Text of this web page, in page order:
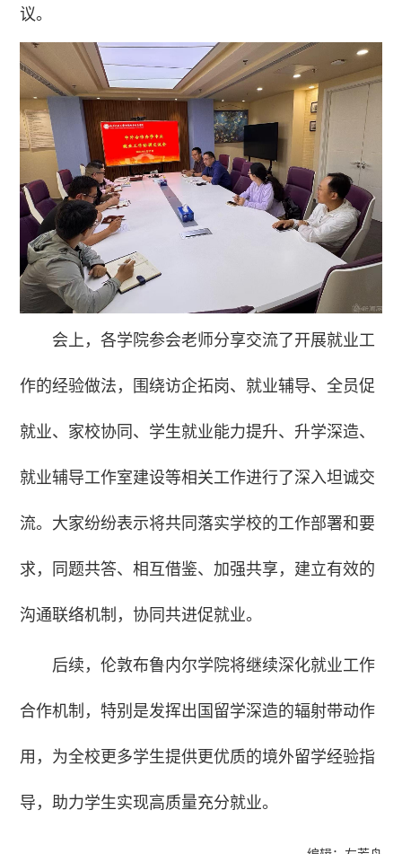
议。
会上，各学院参会老师分享交流了开展就业工
作的经验做法，围绕访企拓岗、就业辅导、全员促
就业、家校协同、学生就业能力提升、升学深造、
就业辅导工作室建设等相关工作进行了深入坦诚交
流。大家纷纷表示将共同落实学校的工作部署和要
求，同题共答、相互借鉴、加强共享，建立有效的
沟通联络机制，协同共进促就业。
后续，伦敦布鲁内尔学院将继续深化就业工作
合作机制，特别是发挥出国留学深造的辐射带动作
用，为全校更多学生提供更优质的境外留学经验指
导，助力学生实现高质量充分就业。